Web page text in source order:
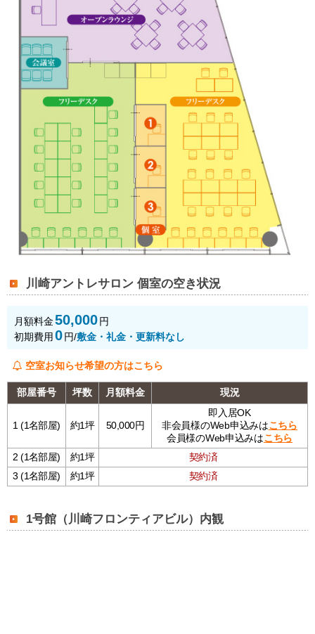
川崎アントレサロン 個室の空き状況
月額料金 50,000 円
初期費用 0 円/敷金・礼金・更新料なし
空室お知らせ希望の方はこちら
部屋番号 坪数 月額料金 現況
1 (1名部屋) 約1坪 50,000円
即入居OK
非会員様のWeb申込みはこちら
会員様のWeb申込みはこちら
2 (1名部屋)
約1坪
契約済
3 (1名部屋)
約1坪 契約済
1号館（川崎フロンティアビル）内観